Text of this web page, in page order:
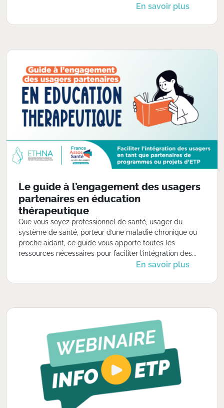
En savoir plus
Le guide à l’engagement des usagers
partenaires en éducation
thérapeutique
Que vous soyez professionnel de santé, usager du
système de santé, porteur d’une maladie chronique ou
proche aidant, ce guide vous apporte toutes les
ressources nécessaires pour faciliter l’intégration des...
En savoir plus